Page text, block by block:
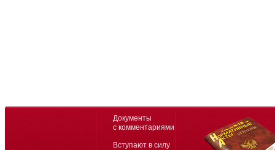
Документы
с комментариями
Вступают в силу